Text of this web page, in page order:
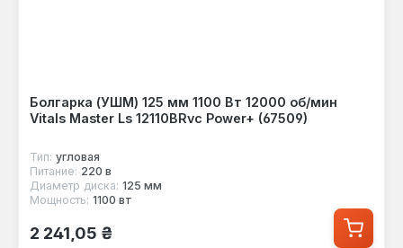
Болгарка (УШМ) 125 мм 1100 Вт 12000 об/мин
Vitals Master Ls 12110BRvc Power+ (67509)
Тип: угловая
Питание: 220 в
Диаметр диска: 125 мм
Мощность: 1100 вт
Обычная цена:
2 241,05 ₴